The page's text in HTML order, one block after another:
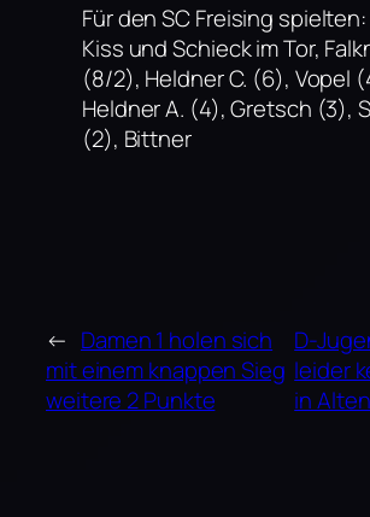
Für den SC Freising spielten:
Kiss und Schieck im Tor,
(8/2), Heldner C. (6), Vopel
Heldner A. (4), Gretsch (3),
(2), Bittner
← Damen 1 holen sich
mit einem knappen Sieg
weitere 2 Punkte
D-
leider
in